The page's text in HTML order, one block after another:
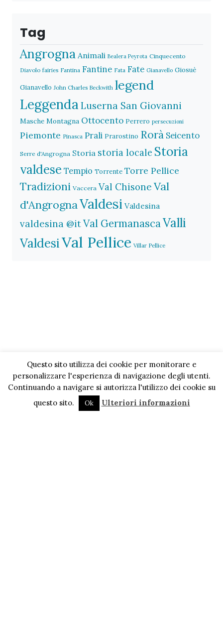
Tag
Angrogna Animali Bealera Peyrota Cinquecento
Diavolo fairies Fantina Fantine Fata Fate Gianavello Giosuè
Gianavello John Charles Beckwith legend
Leggenda Luserna San Giovanni
Masche Montagna Ottocento Perrero persecuzioni
Piemonte Pinasca Prali Prarostino Rorà Seicento
Serre d'Angrogna Storia storia locale Storia
valdese Tempio Torrente Torre Pellice
Tradizioni Vaccera Val Chisone Val
d'AngrognaValdesi Valdesina
valdesina @itVal GermanascaValli
ValdesiVal Pellice Villar Pellice
Questo sito utilizza dei cookie per monitorare e
personalizzare l'esperienza di navigazione degli utenti.
Continuando a navigare si autorizza l'utilizzo dei cookie su
questo sito.
Ok Ulteriori informazioni